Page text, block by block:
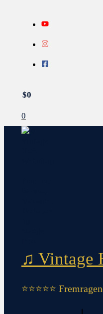
indholdet
$0
0
♫ Vintage
⭐⭐⭐⭐⭐